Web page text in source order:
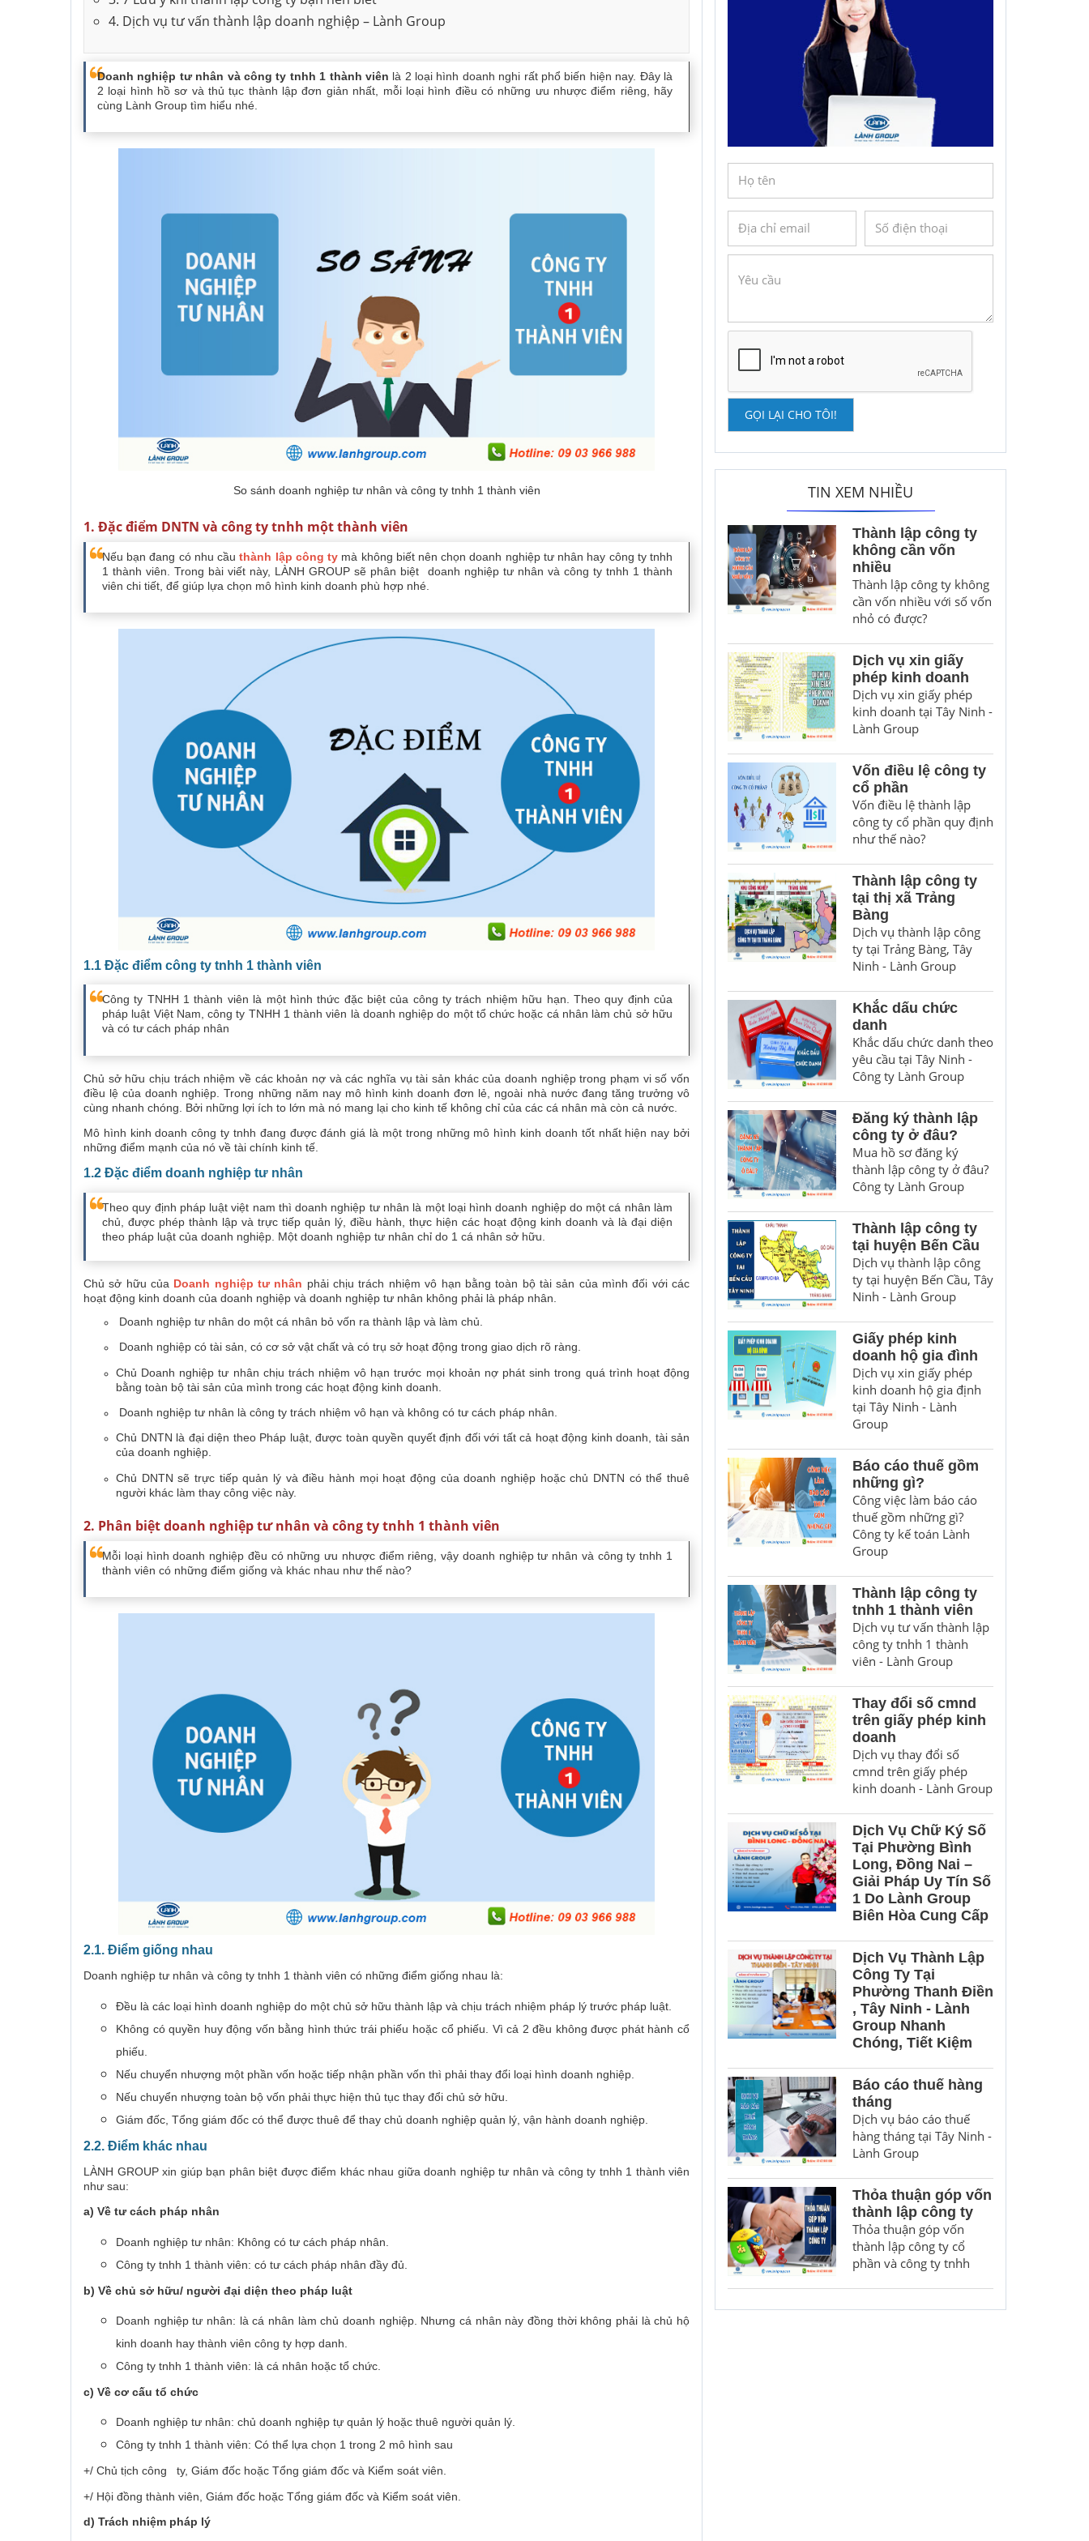
Thành lập công ty tnhh
Khắc dấu công ty
Thành lập doanh nghiệp tư
nhân
Dịch vụ tư vấn kế toán tại Cần
Dịch vụ tư vấn kế toán tại Đồng
4. Dịch vụ tư vấn thành lập doanh nghiệp – Lành Group
Doanh nghiệp tư nhân và công ty tnhh 1 thành viên là 2 loại hình doanh nghi rất phổ biến hiện nay. Đây là
2 loại hình hồ sơ và thủ tục thành lập đơn giản nhất, mỗi loại hình điều có những ưu nhược điểm riêng, hãy
cùng Lành Group tìm hiểu nhé.
So sánh doanh nghiệp tư nhân và công ty tnhh 1 thành viên
1. Đặc điểm DNTN và công ty tnhh một thành viên
Nếu bạn đang có nhu cầuthành lập công ty mà không biết nên chọn doanh nghiệp tư nhân hay công ty tnhh
1 thành viên. Trong bài viết này, LÀNH GROUP sẽ phân biệt doanh nghiệp tư nhân và công ty tnhh 1 thành
viên chi tiết, để giúp lựa chọn mô hình kinh doanh phù hợp nhé.
1.1 Đặc điểm công ty tnhh 1 thành viên
Công ty TNHH 1 thành viên là một hình thức đặc biệt của công ty trách nhiệm hữu hạn. Theo quy định của
pháp luật Việt Nam, công ty TNHH 1 thành viên là doanh nghiệp do một tổ chức hoặc cá nhân làm chủ sở hữu
và có tư cách pháp nhân
Chủ sở hữu chịu trách nhiệm về các khoản nợ và các nghĩa vụ tài sản khác của doanh nghiệp trong phạm vi số vốn
điều lệ của doanh nghiệp. Trong những năm nay mô hình kinh doanh đơn lẻ, ngoài nhà nước đang tăng trưởng vô
cùng nhanh chóng. Bởi những lợi ích to lớn mà nó mang lại cho kinh tế không chỉ của các cá nhân mà còn cả nước.
Mô hình kinh doanh công ty tnhh đang được đánh giá là một trong những mô hình kinh doanh tốt nhất hiện nay bởi
những điểm mạnh của nó về tài chính kinh tế.
1.2 Đặc điểm doanh nghiệp tư nhân
Theo quy định pháp luật việt nam thì doanh nghiệp tư nhân là một loại hình doanh nghiệp do một cá nhân làm
chủ, được phép thành lập và trực tiếp quản lý, điều hành, thực hiện các hoạt động kinh doanh và là đại diện
theo pháp luật của doanh nghiệp. Một doanh nghiệp tư nhân chỉ do 1 cá nhân sở hữu.
Chủ sở hữu của Doanh nghiệp tư nhân phải chịu trách nhiệm vô hạn bằng toàn bộ tài sản của mình đối với các
hoạt động kinh doanh của doanh nghiệp và doanh nghiệp tư nhân không phải là pháp nhân.
Doanh nghiệp tư nhân do một cá nhân bỏ vốn ra thành lập và làm chủ.
Doanh nghiệp có tài sản, có cơ sở vật chất và có trụ sở hoạt động trong giao dịch rõ ràng.
Chủ Doanh nghiệp tư nhân chịu trách nhiệm vô hạn trước mọi khoản nợ phát sinh trong quá trình hoạt động
bằng toàn bộ tài sản của mình trong các hoạt động kinh doanh.
Doanh nghiệp tư nhân là công ty trách nhiệm vô hạn và không có tư cách pháp nhân.
Chủ DNTN là đại diện theo Pháp luật, được toàn quyền quyết định đối với tất cả hoạt động kinh doanh, tài sản
của doanh nghiệp.
Chủ DNTN sẽ trực tiếp quản lý và điều hành mọi hoạt động của doanh nghiệp hoặc chủ DNTN có thể thuê
người khác làm thay công việc này.
2. Phân biệt doanh nghiệp tư nhân và công ty tnhh 1 thành viên
Mỗi loại hình doanh nghiệp đều có những ưu nhược điểm riêng, vậy doanh nghiệp tư nhân và công ty tnhh 1
thành viên có những điểm giống và khác nhau như thế nào?
2.1. Điểm giống nhau
Doanh nghiệp tư nhân và công ty tnhh 1 thành viên có những điểm giống nhau là:
Đều là các loại hình doanh nghiệp do một chủ sở hữu thành lập và chịu trách nhiệm pháp lý trước pháp luật.
Không có quyền huy động vốn bằng hình thức trái phiếu hoặc cổ phiếu. Vì cả 2 đều không được phát hành cổ
phiếu.
Nếu chuyển nhượng một phần vốn hoặc tiếp nhận phần vốn thì phải thay đổi loại hình doanh nghiệp.
Nếu chuyển nhượng toàn bộ vốn phải thực hiện thủ tục thay đổi chủ sở hữu.
Giám đốc, Tổng giám đốc có thể được thuê để thay chủ doanh nghiệp quản lý, vận hành doanh nghiệp.
2.2. Điểm khác nhau
LÀNH GROUP xin giúp bạn phân biệt được điểm khác nhau giữa doanh nghiệp tư nhân và công ty tnhh 1 thành viên
như sau:
a) Về tư cách pháp nhân
Doanh nghiệp tư nhân: Không có tư cách pháp nhân.
Công ty tnhh 1 thành viên: có tư cách pháp nhân đầy đủ.
b) Về chủ sở hữu/ người đại diện theo pháp luật
Doanh nghiệp tư nhân: là cá nhân làm chủ doanh nghiệp. Nhưng cá nhân này đồng thời không phải là chủ hộ
kinh doanh hay thành viên công ty hợp danh.
Công ty tnhh 1 thành viên: là cá nhân hoặc tổ chức.
c) Về cơ cấu tổ chức
Doanh nghiệp tư nhân: chủ doanh nghiệp tự quản lý hoặc thuê người quản lý.
Công ty tnhh 1 thành viên: Có thể lựa chọn 1 trong 2 mô hình sau
+/ Chủ tịch công ty, Giám đốc hoặc Tổng giám đốc và Kiểm soát viên.
+/ Hội đồng thành viên, Giám đốc hoặc Tổng giám đốc và Kiểm soát viên.
d) Trách nhiệm pháp lý
GỌI LẠI CHO TÔI!
TIN XEM NHIỀU
Thành lập công ty
không cần vốn
nhiều
Thành lập công ty không
cần vốn nhiều với số vốn
nhỏ có được?
Dịch vụ xin giấy
phép kinh doanh
Dịch vụ xin giấy phép
kinh doanh tại Tây Ninh -
Lành Group
Vốn điều lệ công ty
cổ phần
Vốn điều lệ thành lập
công ty cổ phần quy định
như thế nào?
Thành lập công ty
tại thị xã Trảng
Bàng
Dịch vụ thành lập công
ty tại Trảng Bàng, Tây
Ninh - Lành Group
Khắc dấu chức
danh
Khắc dấu chức danh theo
yêu cầu tại Tây Ninh -
Công ty Lành Group
Đăng ký thành lập
công ty ở đâu?
Mua hồ sơ đăng ký
thành lập công ty ở đâu?
Công ty Lành Group
Thành lập công ty
tại huyện Bến Cầu
Dịch vụ thành lập công
ty tại huyện Bến Cầu, Tây
Ninh - Lành Group
Giấy phép kinh
doanh hộ gia đình
Dịch vụ xin giấy phép
kinh doanh hộ gia định
tại Tây Ninh - Lành
Group
Báo cáo thuế gồm
những gì?
Công việc làm báo cáo
thuế gồm những gì?
Công ty kế toán Lành
Group
Thành lập công ty
tnhh 1 thành viên
Dịch vụ tư vấn thành lập
công ty tnhh 1 thành
viên - Lành Group
Thay đổi số cmnd
trên giấy phép kinh
doanh
Dịch vụ thay đổi số
cmnd trên giấy phép
kinh doanh - Lành Group
Dịch Vụ Chữ Ký Số
Tại Phường Bình
Long, Đồng Nai –
Giải Pháp Uy Tín Số
1 Do Lành Group
Biên Hòa Cung Cấp
Dịch Vụ Thành Lập
Công Ty Tại
Phường Thanh Điền
, Tây Ninh - Lành
Group Nhanh
Chóng, Tiết Kiệm
Báo cáo thuế hàng
tháng
Dịch vụ báo cáo thuế
hàng tháng tại Tây Ninh -
Lành Group
Thỏa thuận góp vốn
thành lập công ty
Thỏa thuận góp vốn
thành lập công ty cổ
phần và công ty tnhh